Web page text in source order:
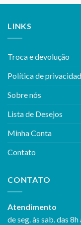
LINKS
Troca e devolução
Política de
Sobre nós
Lista de Desejos
Minha Conta
Contato
CONTATO
Atendimento
de seg. às sab. das 8h